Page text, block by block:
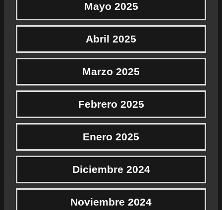
Mayo 2025
Abril 2025
Marzo 2025
Febrero 2025
Enero 2025
Diciembre 2024
Noviembre 2024